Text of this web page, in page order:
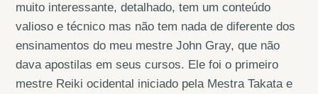
muito interessante, detalhado, tem um conteúdo
valioso e técnico mas não tem nada de diferente dos
ensinamentos do meu mestre John Gray, que não
dava apostilas em seus cursos. Ele foi o primeiro
mestre Reiki ocidental iniciado pela Mestra Takata e